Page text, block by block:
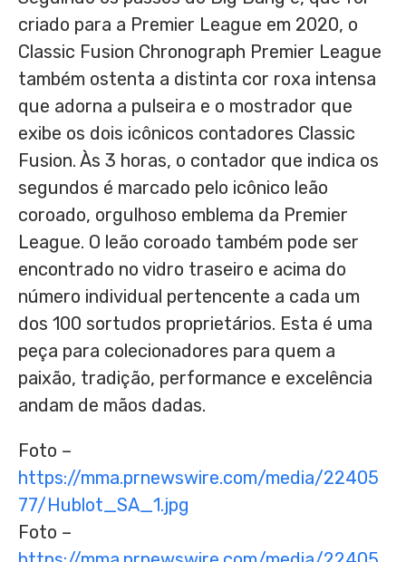
criado para a Premier League em 2020, o
Classic Fusion Chronograph Premier League
também ostenta a distinta cor roxa intensa
que adorna a pulseira e o mostrador que
exibe os dois icônicos contadores Classic
Fusion. Às 3 horas, o contador que indica os
segundos é marcado pelo icônico leão
coroado, orgulhoso emblema da Premier
League. O leão coroado também pode ser
encontrado no vidro traseiro e acima do
número individual pertencente a cada um
dos 100 sortudos proprietários. Esta é uma
peça para colecionadores para quem a
paixão, tradição, performance e excelência
andam de mãos dadas.
Foto –
https://mma.prnewswire.com/media/22405
77/Hublot_SA_1.jpg
Foto –